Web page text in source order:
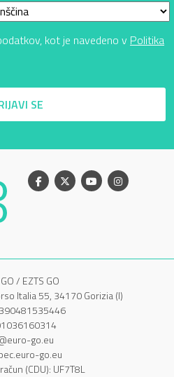
kot je navedeno v Politika
SE
Facebook
X YoutubeInstagram
/ EZTS GO
Italia 55, 34170 Gorizia (I)
go.eu
go.eu
(CDU): UF7T8L